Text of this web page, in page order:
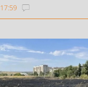
17:59